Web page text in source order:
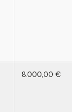
8.000,00 €